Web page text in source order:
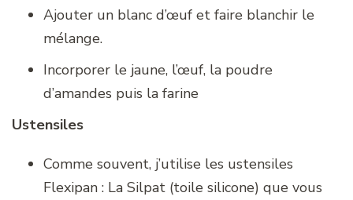
Ajouter un blanc d’œuf et faire blanchir le
mélange.
Incorporer le jaune, l’œuf, la poudre
d’amandes puis la farine
Ustensiles
Comme souvent, j’utilise les ustensiles
Flexipan : La Silpat (toile silicone) que vous